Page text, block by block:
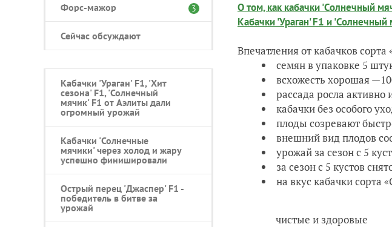
Форс-мажор 3
Сейчас обсуждают
Кабачки 'Ураган' F1, 'Хит
сезона' F1, 'Солнечный
мячик' F1 от Аэлиты дали
огромный урожай
Кабачки 'Солнечные
мячики' через холод и жару
успешно финишировали
Острый перец 'Джаспер' F1 -
победитель в битве за
урожай
О том, как кабачки 'Солнечный
Кабачки 'Ураган' F1 и
Впечатления от кабачков
семян в упаковке 5
всхожесть хорошая
рассада росла
кабачки без особого
плоды созревают
внешний вид плодов
урожай за сезон с 5
за сезон с 5 кустов
на вкус кабачки сорта
чистые и здоровые